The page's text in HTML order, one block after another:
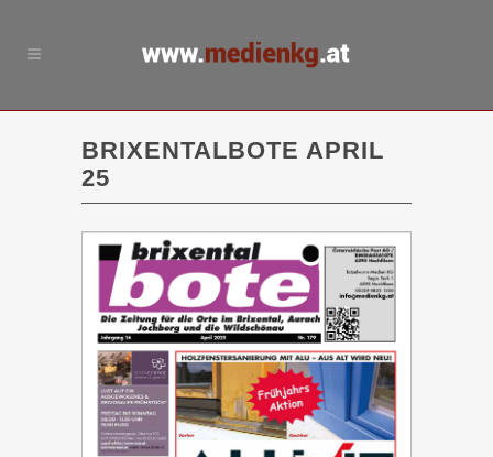
BRIXENTALBOTE APRIL
25